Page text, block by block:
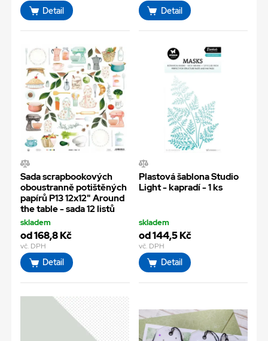
Detail Detail
Sada scrapbookových
oboustranně potištěných
papírů P13 12x12" Around
the table - sada 12 listů
skladem
od 168,8 Kč
vč. DPH
Detail
Plastová šablona Studio
Light - kapradí - 1 ks
skladem
od 144,5 Kč
vč. DPH
Detail